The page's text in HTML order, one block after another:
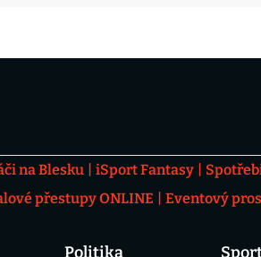
na Blesku iSport Fantasy
přestupy ONLINE Eventový
Politika